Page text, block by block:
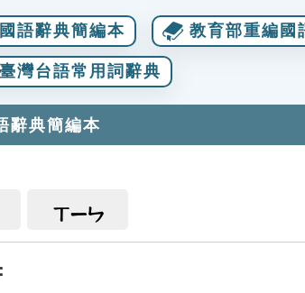
語辭典簡編本 教育部重編國
灣台語常用詞辭典
辭典簡編本
ㄒㄧㄣ